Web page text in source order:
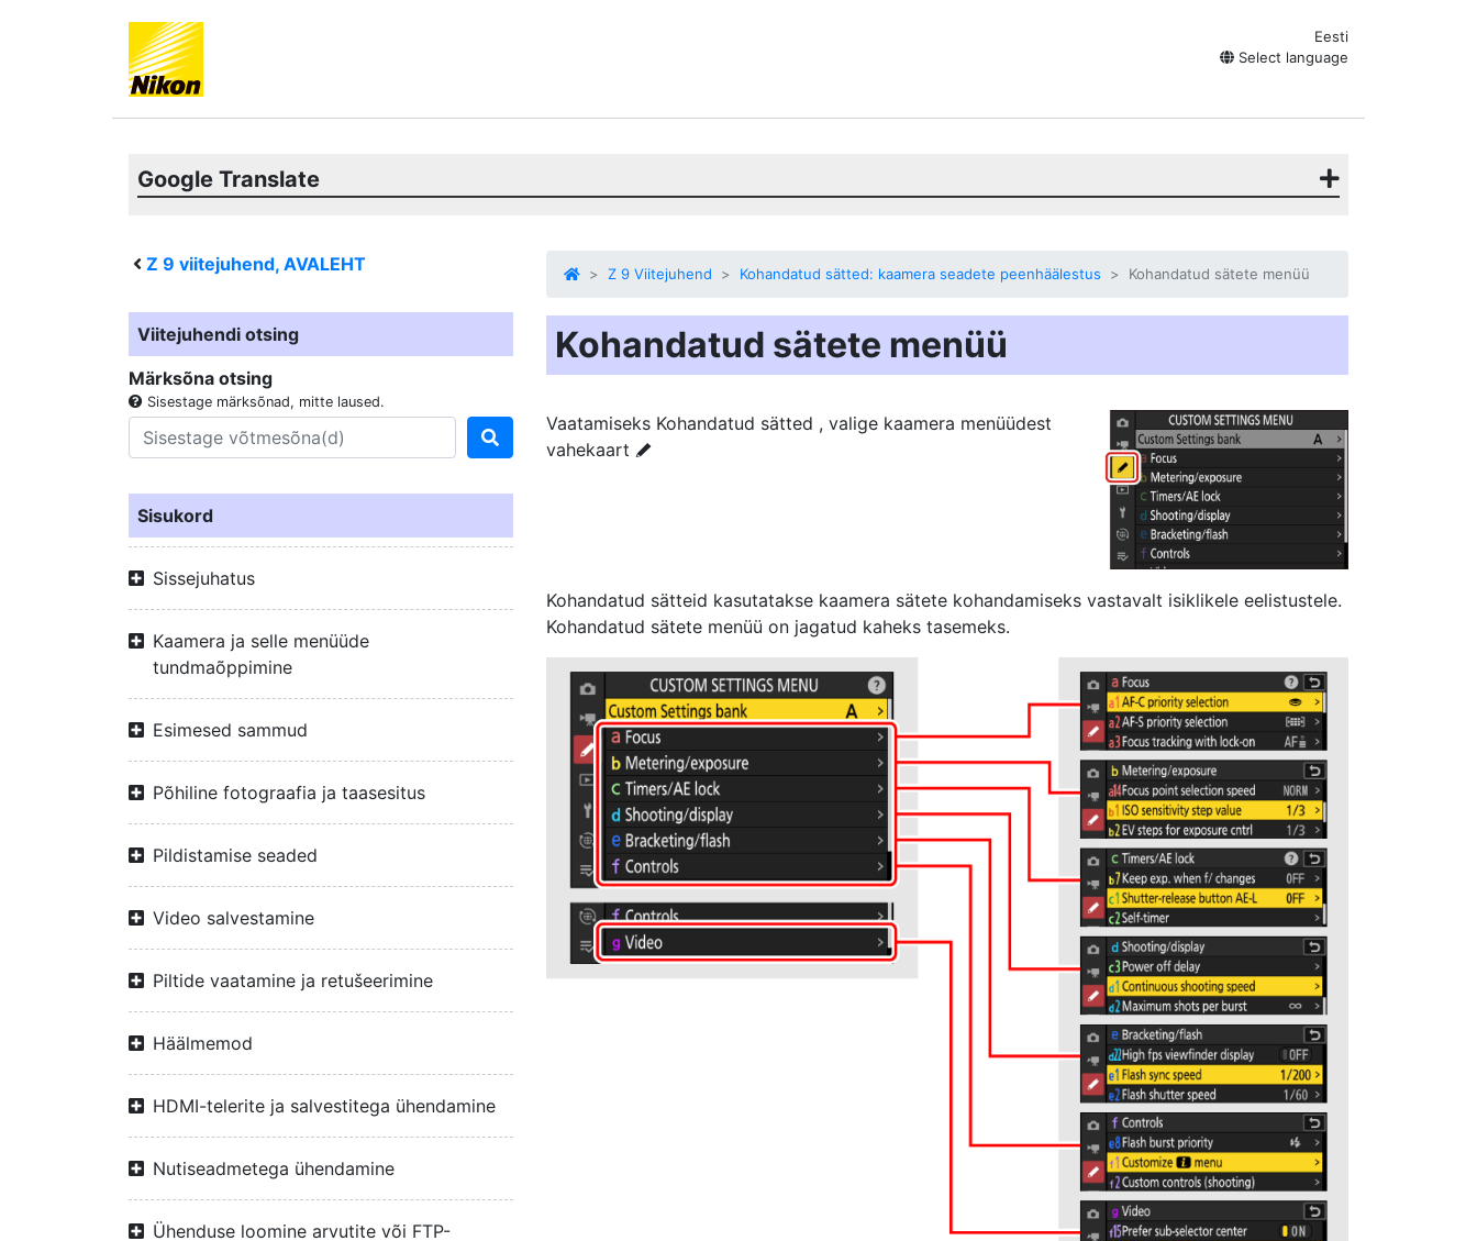
Eesti
Select language
Google Translate
Z 9 viitejuhend, AVALEHT
Viitejuhendi otsing
Märksõna otsing
Sisestage märksõnad, mitte laused.
Sisukord
Sissejuhatus
Kaamera ja selle menüüde
tundmaõppimine
Esimesed sammud
Põhiline fotograafia ja taasesitus
Pildistamise seaded
Video salvestamine
Piltide vaatamine ja retušeerimine
Häälmemod
HDMI-telerite ja salvestitega ühendamine
Nutiseadmetega ühendamine
Ühenduse loomine arvutite või FTP-
Z 9 Viitejuhend Kohandatud sätted: kaamera seadete peenhäälestus Kohandatud sätete menüü
Kohandatud sätete menüü
Vaatamiseks Kohandatud sätted , valige kaamera menüüdest
vahekaart A
Kohandatud sätteid kasutatakse kaamera sätete kohandamiseks vastavalt isiklikele eelistustele.
Kohandatud sätete menüü on jagatud kaheks tasemeks.